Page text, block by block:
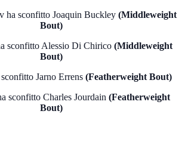
ha sconfitto Joaquin Buckley (Middleweight
Bout)
sconfitto Alessio Di Chirico (Middleweight
Bout)
Jarno Errens (Featherweight Bout)
sconfitto Charles Jourdain (Featherweight
Bout)